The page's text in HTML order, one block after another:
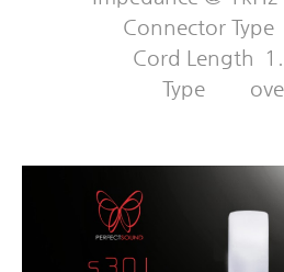
Connector Type
Cord Length
Type